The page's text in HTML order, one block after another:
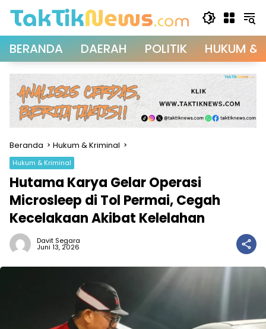
BERANDA DAERAH POLITIK HUKUM &
Beranda Hukum & Kriminal
Hukum & Kriminal
Hutama Karya Gelar Operasi
Microsleep di Tol Permai, Cegah
Kecelakaan Akibat Kelelahan
Davit Segara
Juni 13, 2026